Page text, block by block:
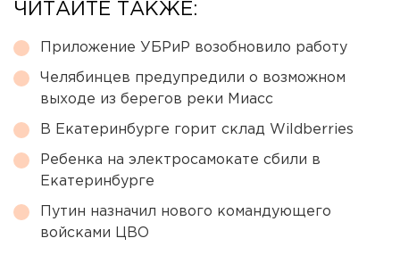
ЧИТАЙТЕ ТАКЖЕ:
Приложение УБРиР возобновило работу
Челябинцев предупредили о возможном
выходе из берегов реки Миасс
В Екатеринбурге горит склад Wildberries
Ребенка на электросамокате сбили в
Екатеринбурге
Путин назначил нового командующего
войсками ЦВО